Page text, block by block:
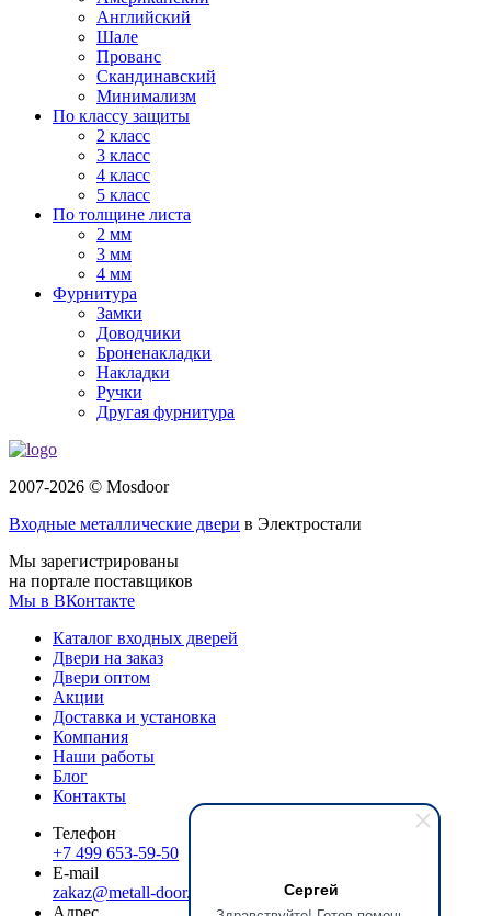
Сергей
Английский
Шале
Прованс
Скандинавский
Минимализм
По классу защиты
2 класс
3 класс
4 класс
5 класс
По толщине листа
2 мм
3 мм
4 мм
Фурнитура
Замки
Доводчики
Броненакладки
Накладки
Ручки
Другая фурнитура
2007-2026 © Mosdoor
Входные металлические двери в Электростали
Мы зарегистрированы
на портале поставщиков
Мы в ВКонтакте
Каталог входных дверей
Двери на заказ
Двери оптом
Акции
Доставка и установка
Компания
Наши работы
Блог
Контакты
Телефон
+7 499 653-59-50
E-mail
zakaz@metall-door.ru